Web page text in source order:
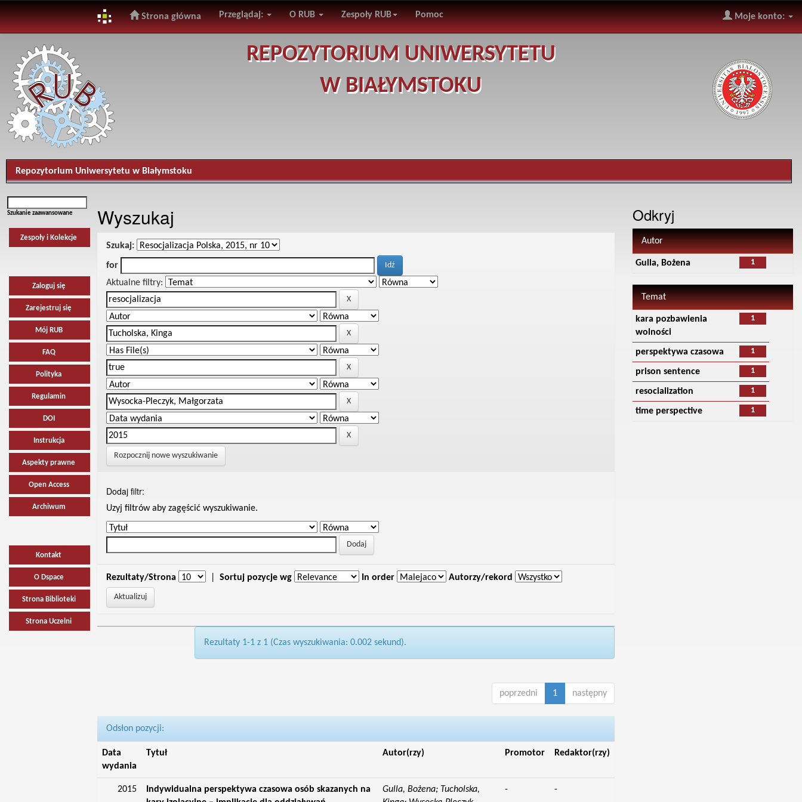
navigation
Strona główna Przeglądaj: O RUB Zespoły RUB Pomoc Moje konto:
REPOZYTORIUM UNIWERSYTETU
W BIAŁYMSTOKU
Repozytorium Uniwersytetu w Białymstoku
Szukanie zaawansowane
Zespoły i Kolekcje
Zaloguj się
Zarejestruj się
Mój RUB
FAQ
Polityka
Regulamin
DOI
Instrukcja
Aspekty prawne
Open Access
Archiwum
Kontakt
O Dspace
Strona Biblioteki
Strona Uczelni
Wyszukaj
Szukaj:
for
Aktualne filtry:
Rozpocznij nowe wyszukiwanie
Dodaj filtr:
Uzyj filtrów aby zagęścić wyszukiwanie.
Rezultaty/Strona Sortuj pozycje wg In order Autorzy/rekord
Rezultaty 1-1 z 1 (Czas wyszukiwania: 0.002 sekund).
poprzedni 1 następny
Odsłon pozycji:
Data
wydania
Tytuł Autor(rzy) Promotor Redaktor(rzy)
2015
Indywidualna perspektywa czasowa osób skazanych na
Gulla, Bożena; Tucholska,
- -
Odkryj
Autor
1
Gulla, Bożena
Temat
1
kara pozbawienia
wolności
1
perspektywa czasowa
1
prison sentence
1
resocialization
1
time perspective